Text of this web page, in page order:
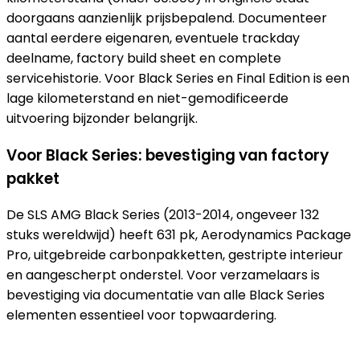
doorgaans aanzienlijk prijsbepalend. Documenteer
aantal eerdere eigenaren, eventuele trackday
deelname, factory build sheet en complete
servicehistorie. Voor Black Series en Final Edition is een
lage kilometerstand en niet-gemodificeerde
uitvoering bijzonder belangrijk.
Voor Black Series: bevestiging van factory
pakket
De SLS AMG Black Series (2013-2014, ongeveer 132
stuks wereldwijd) heeft 631 pk, Aerodynamics Package
Pro, uitgebreide carbonpakketten, gestripte interieur
en aangescherpt onderstel. Voor verzamelaars is
bevestiging via documentatie van alle Black Series
elementen essentieel voor topwaardering.